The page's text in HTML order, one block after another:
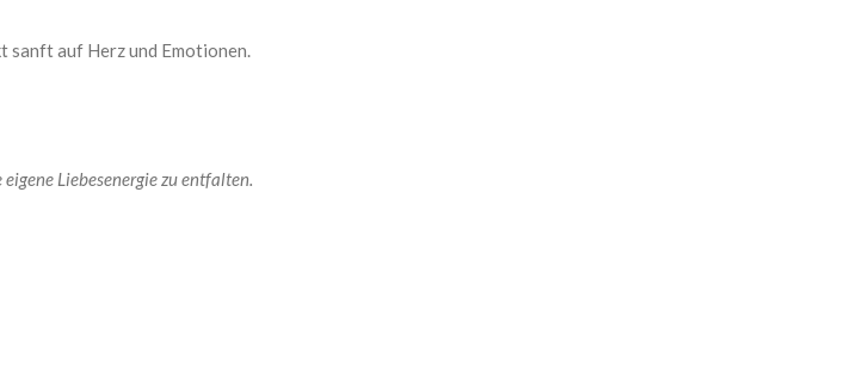
sanft auf Herz und Emotionen.
Liebesenergie zu entfalten.